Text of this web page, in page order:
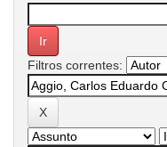
Filtros correntes: